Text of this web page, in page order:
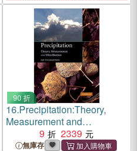
90 折
16.Precipitation:Theory,
Measurement and
Distribution
9 2339
無庫存